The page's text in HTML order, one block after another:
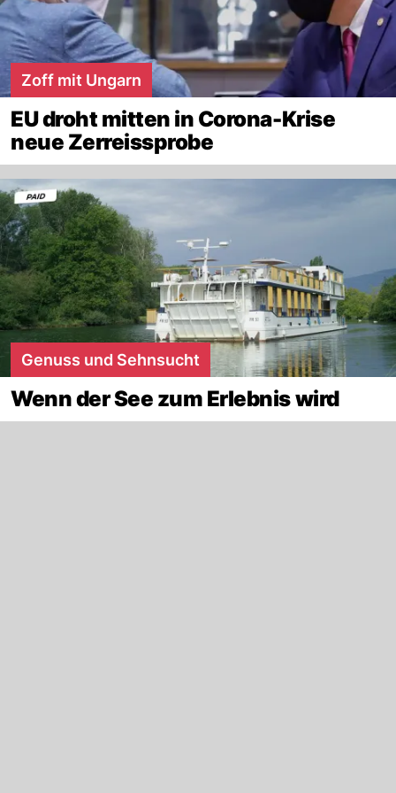
Zoff mit Ungarn
EU droht mitten in Corona-Krise
neue Zerreissprobe
Genuss und Sehnsucht
Wenn der See zum Erlebnis wird